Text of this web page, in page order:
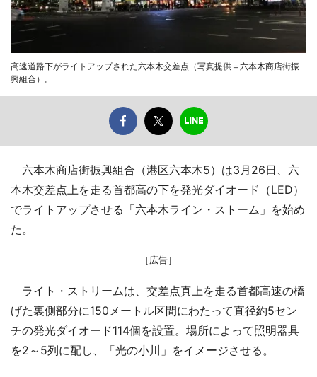
高速道路下がライトアップされた六本木交差点（写真提供＝六本木商店街振
興組合）。
六本木商店街振興組合（港区六本木5）は3月26日、六
本木交差点上を走る首都高の下を発光ダイオード（LED）
でライトアップさせる「六本木ライン・ストーム」を始め
た。
［広告］
ライト・ストリームは、交差点真上を走る首都高速の橋
げた裏側部分に150メートル区間にわたって直径約5セン
チの発光ダイオード114個を設置。場所によって照明器具
を2～5列に配し、「光の小川」をイメージさせる。